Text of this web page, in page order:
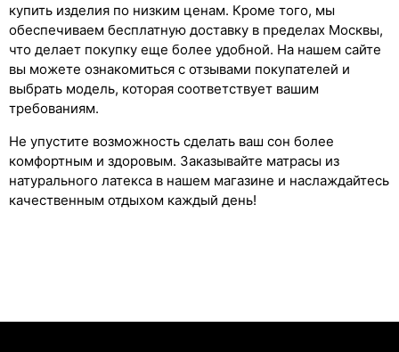
купить изделия по низким ценам. Кроме того, мы
обеспечиваем бесплатную доставку в пределах Москвы,
что делает покупку еще более удобной. На нашем сайте
вы можете ознакомиться с отзывами покупателей и
выбрать модель, которая соответствует вашим
требованиям.
Не упустите возможность сделать ваш сон более
комфортным и здоровым. Заказывайте матрасы из
натурального латекса в нашем магазине и наслаждайтесь
качественным отдыхом каждый день!